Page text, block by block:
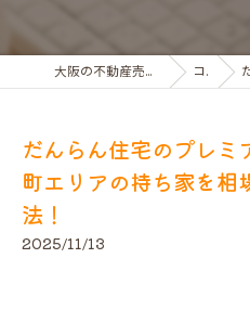
大阪の不動産売買ならだんらん住宅株式会社 コラム
だんらん住宅のプレミ
町エリアの持ち家を相
法！
2025/11/13